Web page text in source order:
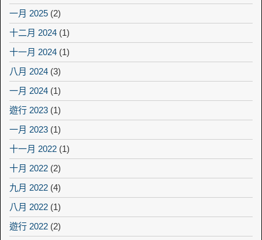
一月 2025 (2)
十二月 2024 (1)
十一月 2024 (1)
八月 2024 (3)
一月 2024 (1)
遊行 2023 (1)
一月 2023 (1)
十一月 2022 (1)
十月 2022 (2)
九月 2022 (4)
八月 2022 (1)
遊行 2022 (2)